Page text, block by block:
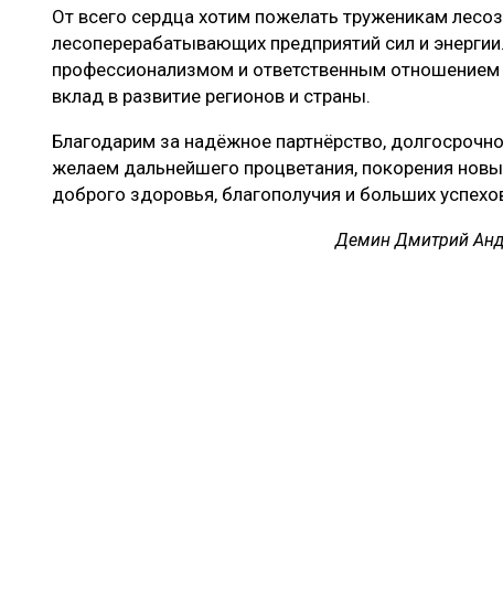
От всего сердца хотим пожелать труженикам
лесоперерабатывающих предприятий сил и
профессионализмом и ответственным
вклад в развитие регионов и страны.
Благодарим за надёжное партнёрство,
желаем дальнейшего процветания, покорения
доброго здоровья, благополучия и больших
Демин Дмитрий